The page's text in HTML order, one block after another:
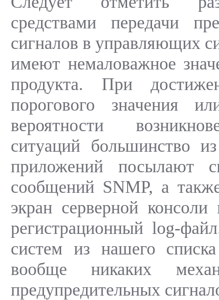
средствами передачи
сигналов в управляющих
имеют немаловажное
продукта. При
порогового значения
вероятности
ситуаций большинство
приложений посылают
сообщений SNMP, а
экран серверной
регистрационный log-
систем из нашего
вообще никаких
предупредительных